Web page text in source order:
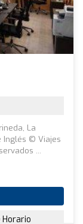
La
Inglés © Viajes
...
Horario